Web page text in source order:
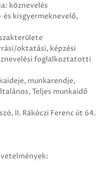
köznevelés
és kisgyermeknevelő,
oktatási, képzési
foglalkoztatotti
munkarendje,
Teljes munkaidő
II. Rákóczi Ferenc út 64.